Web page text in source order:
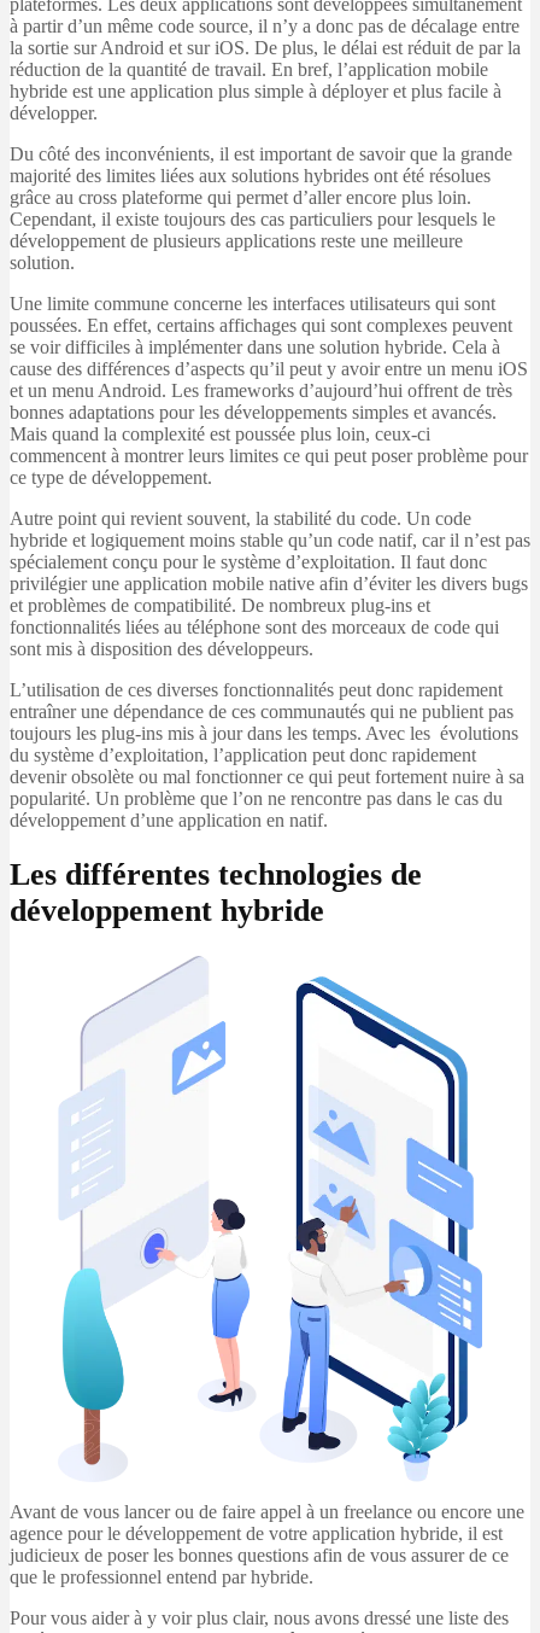
à partir d’un même code source, il n’y a donc pas de décalage entre
la sortie sur Android et sur iOS. De plus, le délai est réduit de par la
réduction de la quantité de travail. En bref, l’application mobile
hybride est une application plus simple à déployer et plus facile à
développer.
Du côté des inconvénients, il est important de savoir que la grande
majorité des limites liées aux solutions hybrides ont été résolues
grâce au cross plateforme qui permet d’aller encore plus loin.
Cependant, il existe toujours des cas particuliers pour lesquels le
développement de plusieurs applications reste une meilleure
solution.
Une limite commune concerne les interfaces utilisateurs qui sont
poussées. En effet, certains affichages qui sont complexes peuvent
se voir difficiles à implémenter dans une solution hybride. Cela à
cause des différences d’aspects qu’il peut y avoir entre un menu iOS
et un menu Android. Les frameworks d’aujourd’hui offrent de très
bonnes adaptations pour les développements simples et avancés.
Mais quand la complexité est poussée plus loin, ceux-ci
commencent à montrer leurs limites ce qui peut poser problème pour
ce type de développement.
Autre point qui revient souvent, la stabilité du code. Un code
hybride et logiquement moins stable qu’un code natif, car il n’est pas
spécialement conçu pour le système d’exploitation. Il faut donc
privilégier une application mobile native afin d’éviter les divers bugs
et problèmes de compatibilité. De nombreux plug-ins et
fonctionnalités liées au téléphone sont des morceaux de code qui
sont mis à disposition des développeurs.
L’utilisation de ces diverses fonctionnalités peut donc rapidement
entraîner une dépendance de ces communautés qui ne publient pas
toujours les plug-ins mis à jour dans les temps. Avec les évolutions
du système d’exploitation, l’application peut donc rapidement
devenir obsolète ou mal fonctionner ce qui peut fortement nuire à sa
popularité. Un problème que l’on ne rencontre pas dans le cas du
développement d’une application en natif.
Les différentes technologies de
développement hybride
Avant de vous lancer ou de faire appel à un freelance ou encore une
agence pour le développement de votre application hybride, il est
judicieux de poser les bonnes questions afin de vous assurer de ce
que le professionnel entend par hybride.
Pour vous aider à y voir plus clair, nous avons dressé une liste des